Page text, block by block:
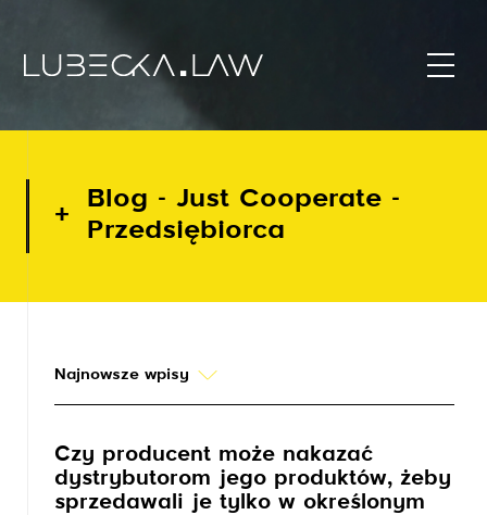
Blog - Just Cooperate -
Przedsiębiorca
Najnowsze wpisy
Czy producent może nakazać
dystrybutorom jego produktów, żeby
sprzedawali je tylko w określonym